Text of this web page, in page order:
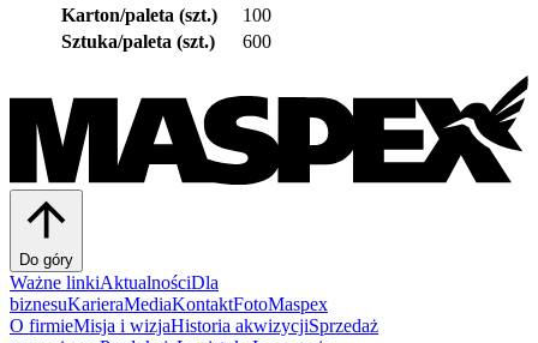
Karton/paleta (szt.)
100
Sztuka/paleta (szt.)
600
Do góry
Ważne linkiAktualnościDla
biznesuKarieraMediaKontaktFotoMaspex
O firmieMisja i wizjaHistoria akwizycjiSprzedaż